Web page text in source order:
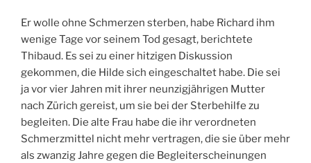
F
E
N
L
I
C
H
A
M
Er wolle ohne Schmerzen sterben, habe Richard ihm
wenige Tage vor seinem Tod gesagt, berichtete
Thibaud. Es sei zu einer hitzigen Diskussion
gekommen, die Hilde sich eingeschaltet habe. Die sei
ja vor vier Jahren mit ihrer neunzigjährigen Mutter
nach Zürich gereist, um sie bei der Sterbehilfe zu
begleiten. Die alte Frau habe die ihr verordneten
Schmerzmittel nicht mehr vertragen, die sie über mehr
als zwanzig Jahre gegen die Begleiterscheinungen